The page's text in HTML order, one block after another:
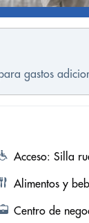
gastos
Acceso: Silla
Alimentos y
Centro de